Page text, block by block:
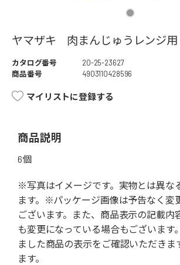
ヤマザキ 肉まんじゅうレンジ
カタログ番号
20-25-23627
商品番号
4903110428596
マイリストに登録する
商品説明
6個
※写真はイメージです。実物とは異な
ます。※パッケージ画像は予告なく変
ございます。また、商品表示の記載内
も変更になっている場合もございます
ました商品の表示をご確認いただきま
ます。